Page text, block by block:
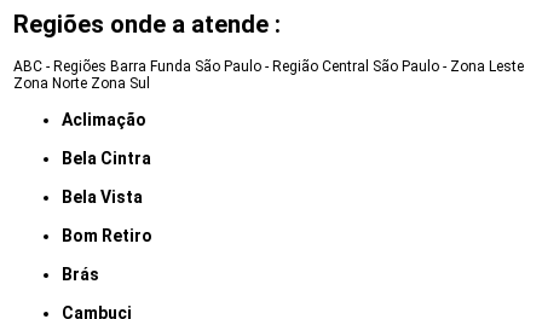
Regiões onde a atende :
ABC - Regiões Barra Funda São Paulo - Região Central São Paulo - Zona Leste
Zona Norte Zona Sul
Aclimação
Bela Cintra
Bela Vista
Bom Retiro
Brás
Cambuci